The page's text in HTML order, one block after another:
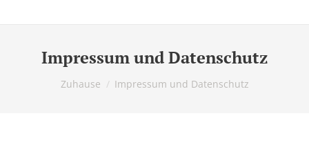
Impressum und Datenschutz
Du bist hier:
Zuhause Impressum und Datenschutz